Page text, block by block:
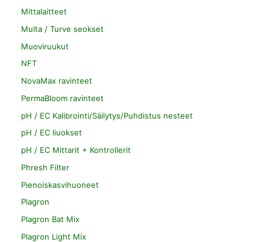
Mittalaitteet
Multa / Turve seokset
Muoviruukut
NFT
NovaMax ravinteet
PermaBloom ravinteet
pH / EC Kalibrointi/Säilytys/Puhdistus nesteet
pH / EC liuokset
pH / EC Mittarit + Kontrollerit
Phresh Filter
Pienoiskasvihuoneet
Plagron
Plagron Bat Mix
Plagron Light Mix